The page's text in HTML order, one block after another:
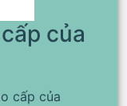
của
cấp của